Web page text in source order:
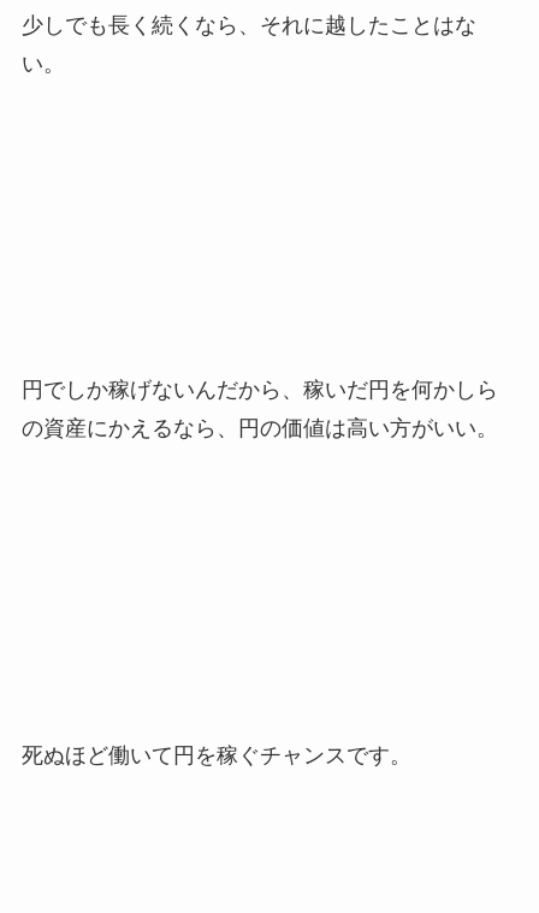
少しでも長く続くなら、それに越したことはな
い。
円でしか稼げないんだから、稼いだ円を何かしら
の資産にかえるなら、円の価値は高い方がいい。
死ぬほど働いて円を稼ぐチャンスです。